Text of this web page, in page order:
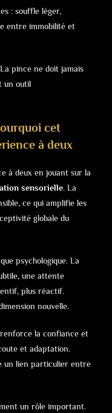
: souffle léger,
entre immobilité et
pince ne doit jamais
un outil
cet
à deux
à deux en jouant sur la
sensorielle. La
ce qui amplifie les
globale du
psychologique. La
une attente
plus réactif.
nouvelle.
la confiance et
et adaptation.
un lien particulier entre
un rôle important.